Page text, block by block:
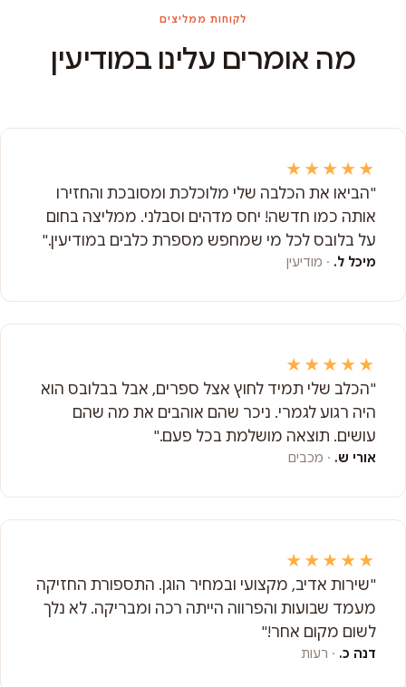
לקוחות ממליצים
מה אומרים עלינו במודיעין
★★★★★
"הביאו את הכלבה שלי מלוכלכת ומסובכת והחזירו
אותה כמו חדשה! יחס מדהים וסבלני. ממליצה בחום
על בלובס לכל מי שמחפש מספרת כלבים במודיעין."
מיכל ל. · מודיעין
★★★★★
"הכלב שלי תמיד לחוץ אצל ספרים, אבל בבלובס הוא
היה רגוע לגמרי. ניכר שהם אוהבים את מה שהם
עושים. תוצאה מושלמת בכל פעם."
אורי ש. · מכבים
★★★★★
"שירות אדיב, מקצועי ובמחיר הוגן. התספורת החזיקה
מעמד שבועות והפרווה הייתה רכה ומבריקה. לא נלך
לשום מקום אחר!"
דנה כ. · רעות